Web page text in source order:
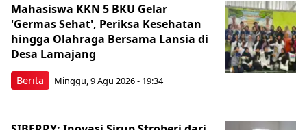
Berita
Mahasiswa KKN 5 BKU Gelar
'Germas Sehat', Periksa Kesehatan
hingga Olahraga Bersama Lansia di
Desa Lamajang
Minggu, 9 Agu 2026 - 19:34